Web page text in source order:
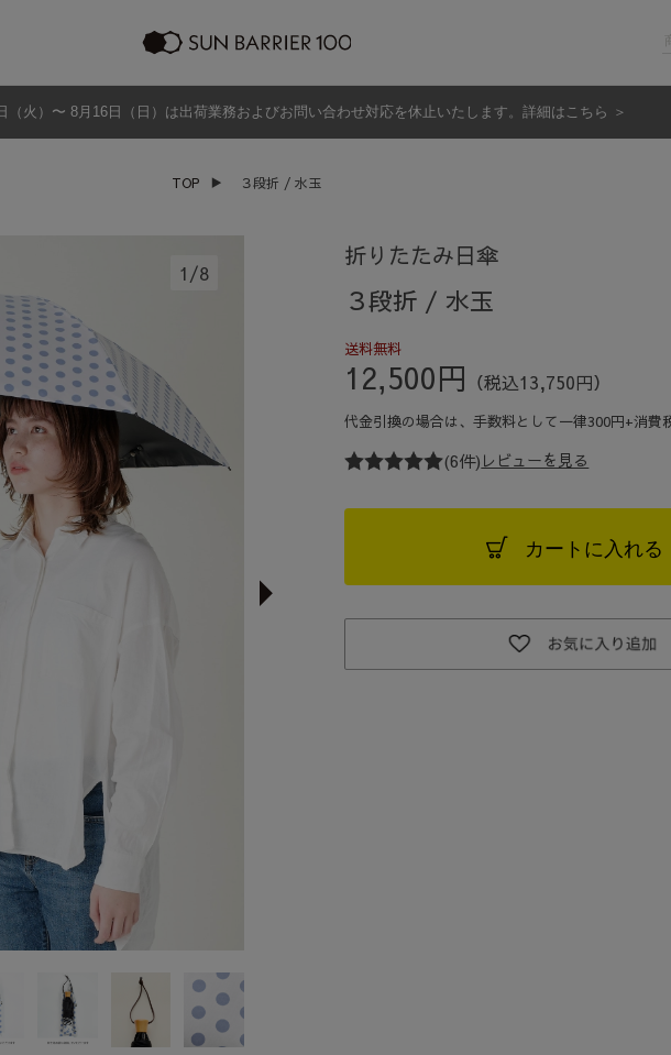
（火）〜 8月16日（日）は出荷業務およびお問い合わせ対応を休止いたします。詳細はこちら ＞
TOP ▶ ３段折 / 水玉
1 /8
折りたたみ日傘
３段折 / 水玉
送料無料
12,500円 （税込13,750円）
代金引換の場合は、手数料として一律300円+消費
(6件) レビューを見る